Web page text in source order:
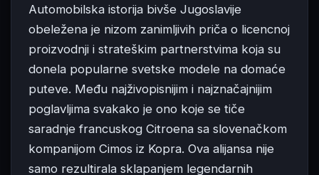
Automobilska istorija bivše Jugoslavije
obeležena je nizom zanimljivih priča o licencnoj
proizvodnji i strateškim partnerstvima koja su
donela popularne svetske modele na domaće
puteve. Među najživopisnijim i najznačajnijim
poglavljima svakako je ono koje se tiče
saradnje francuskog Citroena sa slovenačkom
kompanijom Cimos iz Kopra. Ova alijansa nije
samo rezultirala sklapanjem legendarnih